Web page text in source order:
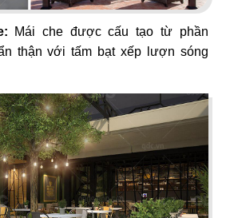
Mái che được cấu tạo từ phần
thận với tấm bạt xếp lượn sóng
HỆ
10
LA VISTA
Nhà hàng Âu